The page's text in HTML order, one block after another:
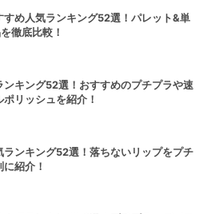
すめ人気ランキング52選！パレット&単
徹底比較！
ンキング52選！おすすめのプチプラや速
リッシュを紹介！
ランキング52選！落ちないリップをプチ
紹介！